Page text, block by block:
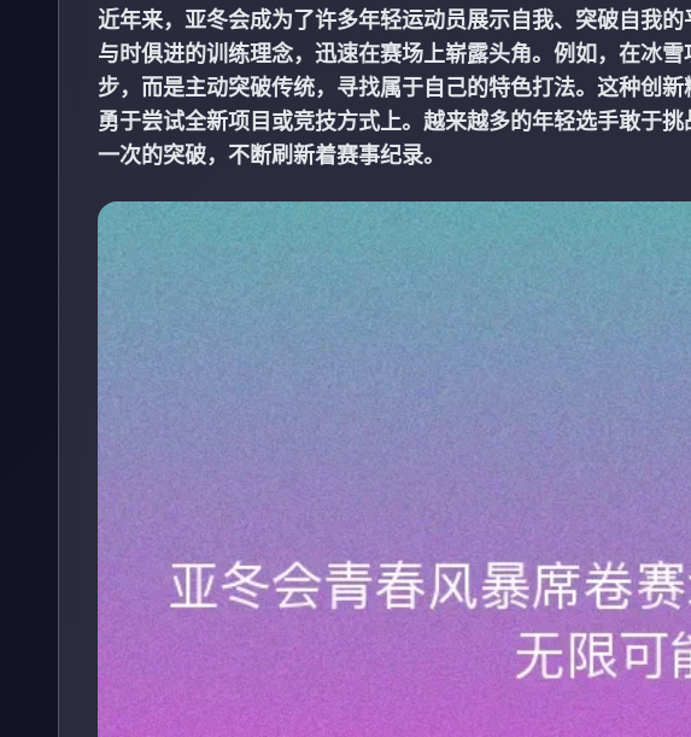
近年来，亚冬会成为了许多年轻运动员展示自我、突破自我
与时俱进的训练理念，迅速在赛场上崭露头角。例如，在冰
步，而是主动突破传统，寻找属于自己的特色打法。这种创
勇于尝试全新项目或竞技方式上。越来越多的年轻选手敢于
一次的突破，不断刷新着赛事纪录。